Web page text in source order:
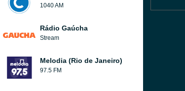
1040 AM
Rádio Gaúcha
Stream
Melodia (Rio de Janeiro)
97.5 FM